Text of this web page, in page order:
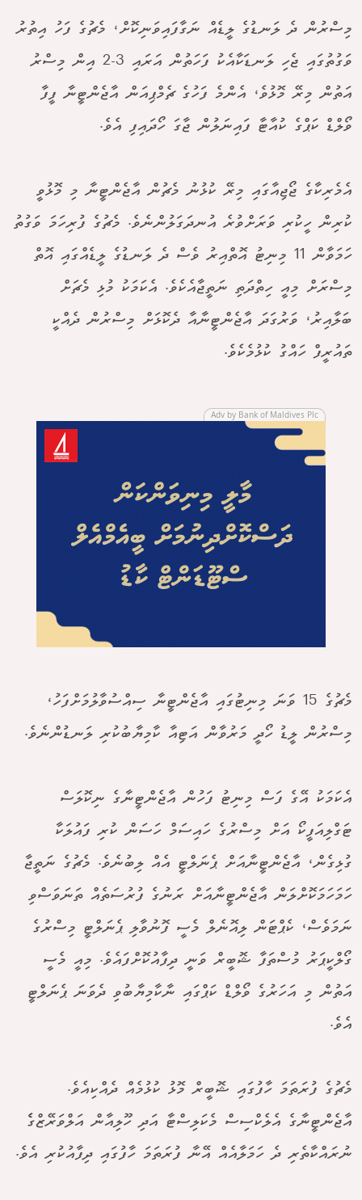
މިސްރުން ދެ ލަނޑުގެ ލީޑެއް ނަގާފައިވަނިކޮށް، މެޗުގެ ފަހު އިތުރު
ވަގުތުގައި ޖެހި ލަނޑަކާއެކު ފަހަތުން އަރައި 3-2 އިން މިސްރު
އަތުން މިރޭ މޮޅުވެ، އެންމެ ފަހުގެ ޗެމްޕިއަން އާޖެންޓީނާ ފީފާ
ވޯލްޑް ކަޕްގެ ކުއާޓާ ފައިނަލުން ޖާގަ ހޯދައިފި އެވެ.
އެމެރިކާގެ ޖޯޖިއާގައި މިރޭ ކުޅުނު މެޗުން އާޖެންޓީނާ މި މޮޅުވީ
ކުރިން ހީކުރި ވަރަށްވުރެ އުނދަގަލުންނެވެ. މެޗުގެ ފުރިހަމަ ވަގުތު
ހަމަވާން 11 މިނިޓު އޮތްއިރު ވެސް ދެ ލަނޑުގެ ލީޑެއްގައި އޮތް
މިސްރަށް މިއީ ހިތްދަތި ނަތީޖާއެކެވެ. އެކަމަކު މުޅި މެޗަށް
ބަލާއިރު، ވަރުގަދަ އާޖެންޓީނާއާ ދެކޮޅަށް މިސްރުން ދެއްކީ
ތައުރީފް ހައްގު ކުޅުމެކެވެ.
Adv by Bank of Maldives Plc
މެޗުގެ 15 ވަނަ މިނިޓުގައި އާޖެންޓީނާ ސިއްސުވާލުމަށްފަހު،
މިސްރުން ލީޑު ހޯދީ މަރުވާން އަޓިއާ ކާމިޔާބުކުރި ލަނޑުންނެވެ.
އެކަމަކު އޭގެ ފަސް މިނިޓު ފަހުން އާޖެންޓީނާގެ ނިކޮލަސް
ޓަގްލިއަފީކޯ އަށް މިސްރުގެ ހައިސަމް ހަސަން ކުރި ފައުލަކާ
ގުޅިގެން، އާޖެންޓީނާއަށް ޕެނަލްޓީ އެއް ލިބުނެވެ. މެޗުގެ ނަތީޖާ
ހަމަހަމަކޮށްލަން އާޖެންޓީނާއަށް ރަނުގެ ފުރުސަތެއް ތަނަވަސްވި
ނަމަވެސް، ކެޕްޓަން ލިއޮނެލް މެސީ ފޮނުވާލި ޕެނަލްޓީ މިސްރުގެ
ގޯލްކީޕަރު މުސްތަފާ ޝޮބީރް ވަނީ ދިފާއުކޮށްފައެވެ. މިއީ މެސީ
އަތުން މި އަހަރުގެ ވޯލްޑް ކަޕްގައި ނާކާމިޔާބުވި ދެވަނަ ޕެނަލްޓީ
އެވެ.
މެޗުގެ ފުރަތަމަ ހާފުގައި ޝޮބީރް މޮޅު ކުޅުމެއް ދެއްކިއެވެ.
އާޖެންޓީނާގެ އެލެކްސިސް މެކަލިސްޓާ އަދި ހޫލިއާން އަލްވަރޭޒްގެެ
ނުރައްކާތެރި ދެ ހަމަލާއެއް އޭނާ ފުރަތަމަ ހާފުގައި ދިފާއުކުރި އެވެ.